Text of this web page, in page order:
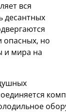
вся
десантных
опасных, но
и мира на